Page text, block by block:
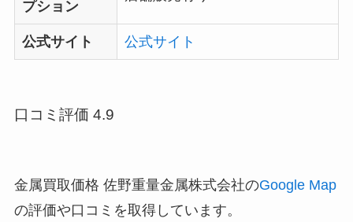
プション
公式サイト 公式サイト
口コミ評価 4.9
金属買取価格 佐野重量金属株式会社のGoogle Map
の評価や口コミを取得しています。